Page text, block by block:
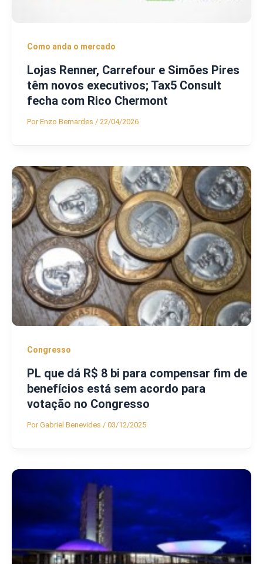
Como anda o mercado
Lojas Renner, Carrefour e Simões Pires
têm novos executivos; Tax5 Consult
fecha com Rico Chermont
PorEnzo Bernardes / 22/04/2026
Congresso
PL que dá R$ 8 bi para compensar fim de
benefícios está sem acordo para
votação no Congresso
PorGabriel Benevides / 03/12/2025